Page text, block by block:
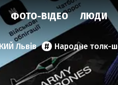
ФОТО-ВІДЕО ЛЮДИ
Львів Народне толк-